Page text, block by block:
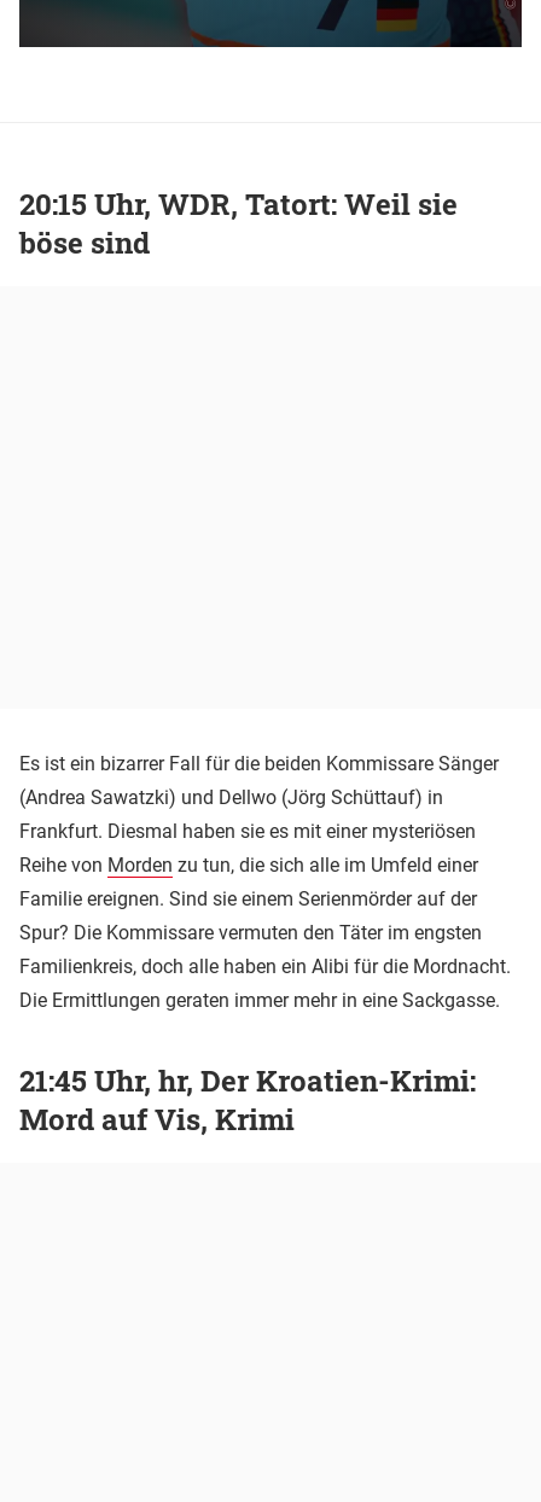
20:15 Uhr, WDR, Tatort: Weil sie
böse sind
Es ist ein bizarrer Fall für die beiden Kommissare Sänger
(Andrea Sawatzki) und Dellwo (Jörg Schüttauf) in
Frankfurt. Diesmal haben sie es mit einer mysteriösen
Reihe von Morden zu tun, die sich alle im Umfeld einer
Familie ereignen. Sind sie einem Serienmörder auf der
Spur? Die Kommissare vermuten den Täter im engsten
Familienkreis, doch alle haben ein Alibi für die Mordnacht.
Die Ermittlungen geraten immer mehr in eine Sackgasse.
21:45 Uhr, hr, Der Kroatien-Krimi:
Mord auf Vis, Krimi